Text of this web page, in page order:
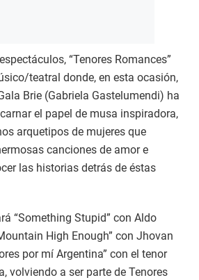
“Tenores Romances”
teatral donde, en esta ocasión,
Brie (Gabriela Gastelumendi) ha
el papel de musa inspiradora,
arquetipos de mujeres que
canciones de amor e
las historias detrás de éstas
“Something Stupid” con Aldo
High Enough” con Jhovan
por mí Argentina” con el tenor
volviendo a ser parte de Tenores